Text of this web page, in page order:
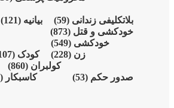
بلاتکلیفی زندانی (59) بیانیە (121)
خودکشی و قتل (873)
خودکشی (549)
زن (228) کودک (107)
صدور حکم (53)
کولبران (860)
کاسبکار (81)